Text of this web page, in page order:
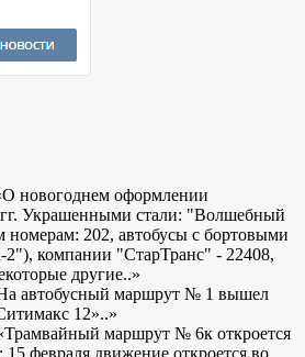
новогоднем оформлении
гг. Украшенными стали: "Волшебный
номерам: 202, автобусы с бортовыми
компании "СтарТранс" - 22408,
другие..»
автобусный маршрут № 1 вышел
12»..»
маршрут № 6к откроется